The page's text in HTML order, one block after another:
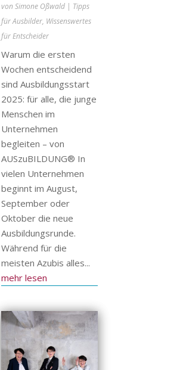
von Simone Oßwald| Tipps
für Ausbilder, Wissenswertes
für Entscheider
Warum die ersten
Wochen entscheidend
sind Ausbildungsstart
2025: für alle, die junge
Menschen im
Unternehmen
begleiten – von
AUSzuBILDUNG® In
vielen Unternehmen
beginnt im August,
September oder
Oktober die neue
Ausbildungsrunde.
Während für die
meisten Azubis alles...
mehr lesen